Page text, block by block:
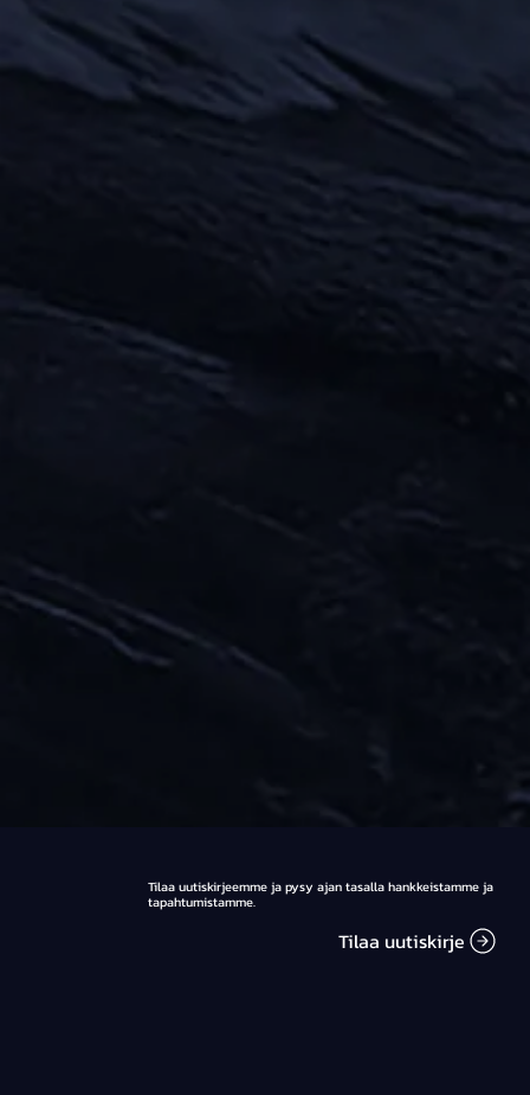
Tilaa uutiskirjeemme ja pysy ajan tasalla hankkeistamme ja
tapahtumistamme.
Tilaa uutiskirje